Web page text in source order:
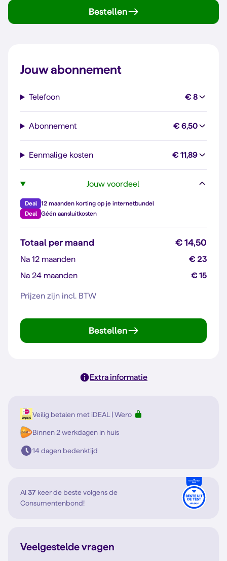
Bestellen
Jouw abonnement
Telefoon € 8
Abonnement € 6,50
Eenmalige kosten € 11,89
Jouw voordeel
Deal
12 maanden korting op je internetbundel
Deal
Géén aansluitkosten
Totaal per maand € 14,50
Na 12 maanden
€ 23
Na 24 maanden
€ 15
Prijzen zijn incl. BTW
Bestellen
Extra informatie
Veilig betalen met iDEAL | Wero
Binnen 2 werkdagen in huis
14 dagen bedenktijd
Al37 keer de beste volgens de
Consumentenbond!
Veelgestelde vragen